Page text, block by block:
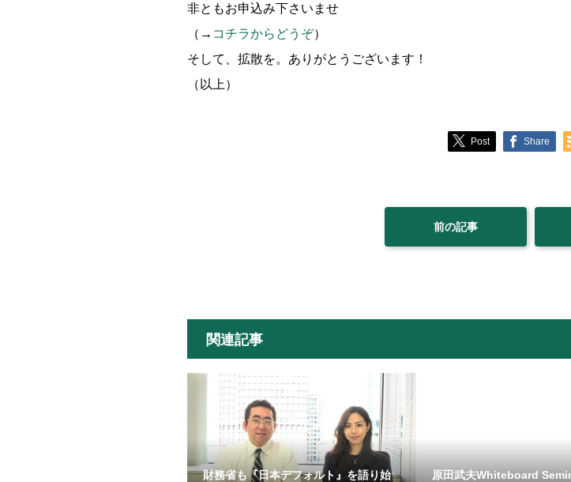
非ともお申込み下さいませ
（→ コチラからどうぞ）
そして、拡散を。ありがとうございます！
（以上）
Post Share
前の記事
関連記事
財務省も『日本デフォルト』を語り始
原田武夫Whiteboard